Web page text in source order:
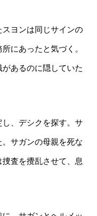
ヨンは同じサインの
にあったと気づく。
あるのに隠していた
、デシクを探す。サ
サガンの母親を死な
査を攪乱させて、息